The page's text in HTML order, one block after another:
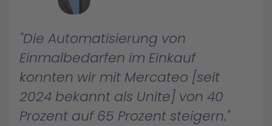
Die Automatisierung von
Einmalbedarfen im Einkauf
konnten wir mit Mercateo [seit
2024 bekannt als Unite] von 40
Prozent auf 65 Prozent steigern.